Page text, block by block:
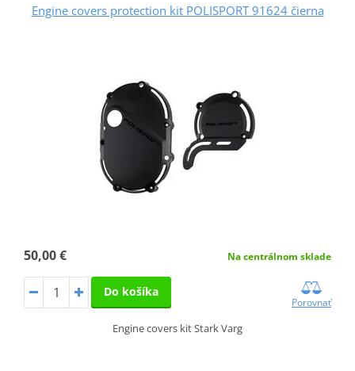
Engine covers protection kit POLISPORT 91624 čierna
50,00 € Na centrálnom sklade
Do košíka
Porovnať
Engine covers kit Stark Varg